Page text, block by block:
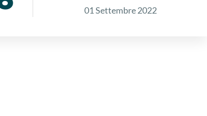
01 Settembre 2022